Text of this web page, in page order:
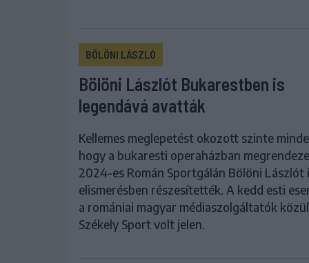
BÖLÖNI LÁSZLÓ
Bölöni Lászlót Bukarestben is
legendává avatták
Kellemes meglepetést okozott szinte
hogy a bukaresti operaházban
2024-es Román Sportgálán Bölöni Lászlót
elismerésben részesítették. A kedd esti
a romániai magyar médiaszolgáltatók
Székely Sport volt jelen.